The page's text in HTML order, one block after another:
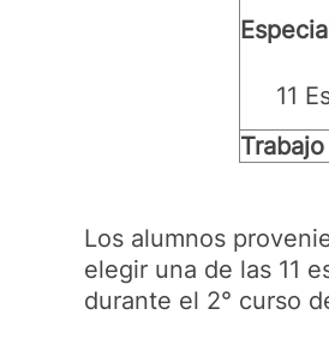
11
Los alumnos
elegir una de las 11
durante el 2° curso